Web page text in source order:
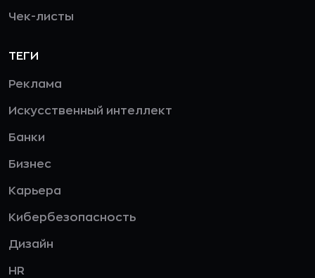
Чек-листы
ТЕГИ
Реклама
Искусственный интеллект
Банки
Бизнес
Карьера
Кибербезопасность
Дизайн
HR